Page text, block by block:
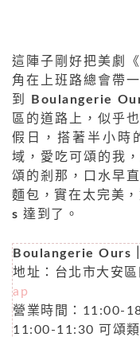
這陣子剛好把美劇
角在上班路總會帶
到
Boulangerie
區的道路上，似乎
假日，搭著半小時
域，愛吃可頌的我
頌的剎那，口水早
麵包，實在太完美
s 達到了。
Boulangerie Ours
地址：台北市大安
ap
營業時間：11:00-
11:00-11:30 可頌類